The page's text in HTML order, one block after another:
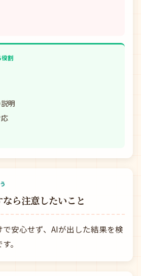
役割
明
ら注意したいこと
安心せず、AIが出した結果を検
。